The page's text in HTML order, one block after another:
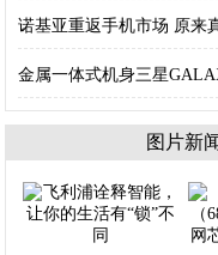
诺基亚重返手机市场 原来
金属一体式机身三星
图片新